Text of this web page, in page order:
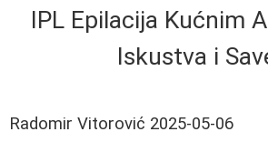
IPL Epilacija Kućnim
Iskustva i
Radomir Vitorović 2025-05-06